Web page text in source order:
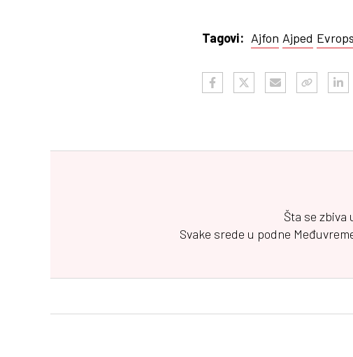
Tagovi: Ajfon Ajped
Šta se zbiva
Svake srede u podne